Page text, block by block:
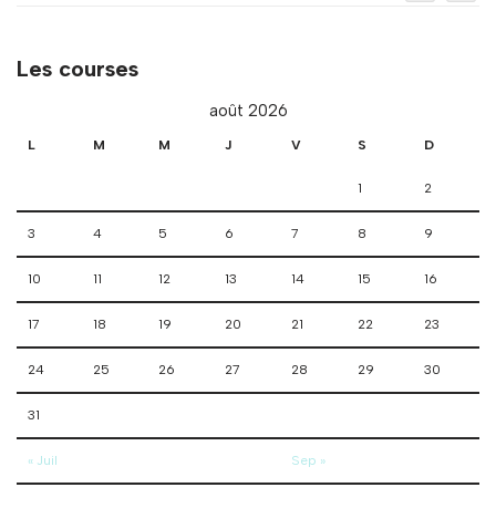
Les courses
août 2026
L M M J V S D
1 2
3 4 5 6 7 8 9
10 11 12 13 14 15 16
17 18 19 20 21 22 23
24 25 26 27 28 29 30
31
« Juil Sep »